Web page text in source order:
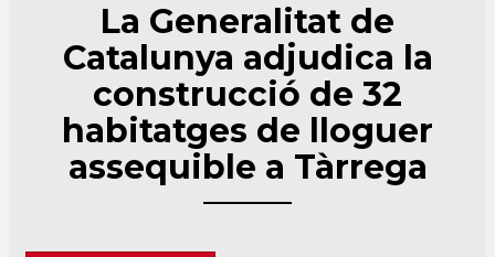
La Generalitat de
Catalunya adjudica la
construcció de 32
habitatges de lloguer
assequible a Tàrrega